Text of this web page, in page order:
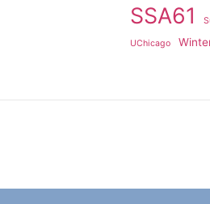
SSA61
UChicago